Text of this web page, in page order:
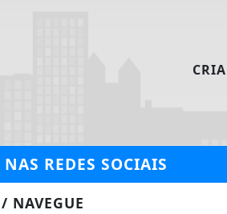
NAS REDES SOCIAIS
/ NAVEGUE